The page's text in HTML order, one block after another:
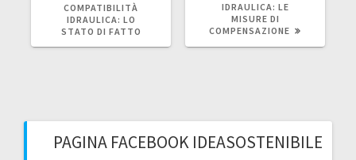
COMPATIBILITÀ
IDRAULICA: LO
STATO DI FATTO
IDRAULICA: LE
MISURE DI
COMPENSAZIONE
PAGINA FACEBOOK IDEASOSTENIBILE